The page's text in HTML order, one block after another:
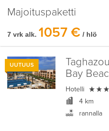
Majoituspaketti
7 vrk alk. 1057 € / hlö
UUTUUS
Bay
Hotelli
4 km
rannalla